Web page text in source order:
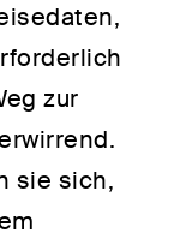
zur
sie sich,